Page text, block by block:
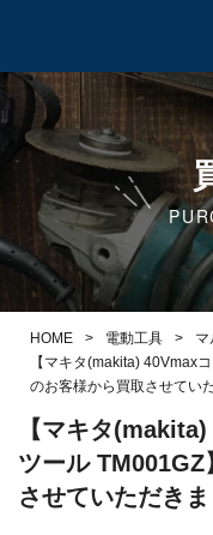
HOME > 電動工具 > マ
【マキタ(makita) 40Vmax
のお客様から買取させてい
【マキタ
ツール TM001GZ
させていただきま